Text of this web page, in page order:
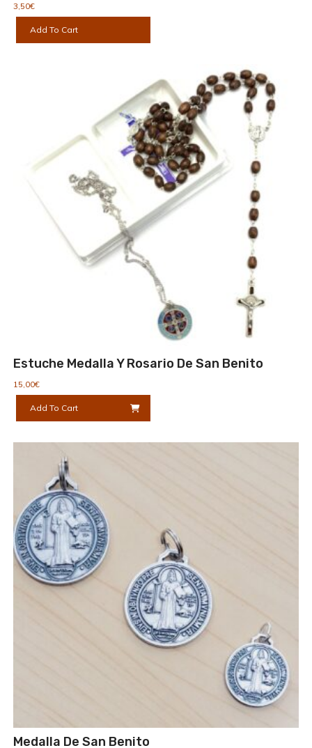
3,50€
Add To Cart
Estuche Medalla Y Rosario De San Benito
15,00€
Add To Cart
Medalla De San Benito